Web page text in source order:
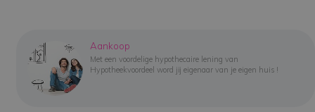
Aankoop
Met een voordelige hypothecaire lening van
Hypotheekvoordeel word jij eigenaar van je eigen huis !